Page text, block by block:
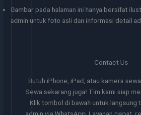
Gambar pada halaman ini hanya bersifat
admin untuk foto asli dan informasi detail
Contact Us
Butuh iPhone, iPad, atau kamera
Sewa sekarang juga! Tim kami siap
Klik tombol di bawah untuk langsung